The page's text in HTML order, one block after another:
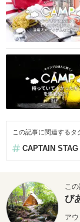
この記事に関連するタ
CAPTAIN STAG
こ
び
ア